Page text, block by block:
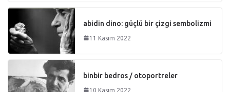
abidin dino: güçlü bir çizgi sembolizmi
11 Kasım 2022
binbir bedros / otoportreler
10 Kasım 2022